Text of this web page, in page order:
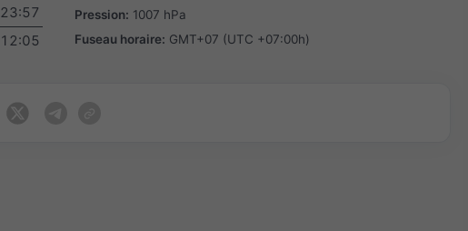
23:57
12:05
Pression: 1007 hPa
Fuseau horaire: GMT+07 (UTC +07:00h)